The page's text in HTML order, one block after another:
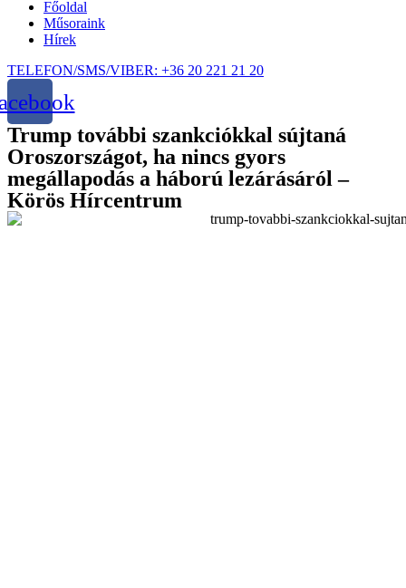
Főoldal
Műsoraink
Hírek
TELEFON/SMS/VIBER: +36 20 221 21 20
Trump további szankciókkal sújtaná
Oroszországot, ha nincs gyors
megállapodás a háború lezárásáról –
Körös Hírcentrum